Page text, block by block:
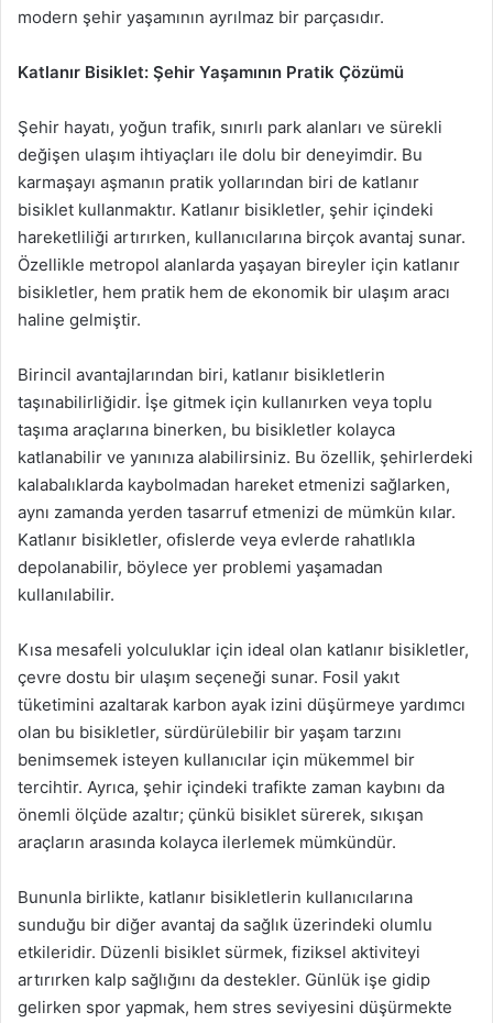
modern şehir yaşamının ayrılmaz bir parçasıdır.
Katlanır Bisiklet: Şehir Yaşamının Pratik Çözümü
Şehir hayatı, yoğun trafik, sınırlı park alanları ve sürekli
değişen ulaşım ihtiyaçları ile dolu bir deneyimdir. Bu
karmaşayı aşmanın pratik yollarından biri de katlanır
bisiklet kullanmaktır. Katlanır bisikletler, şehir içindeki
hareketliliği artırırken, kullanıcılarına birçok avantaj sunar.
Özellikle metropol alanlarda yaşayan bireyler için katlanır
bisikletler, hem pratik hem de ekonomik bir ulaşım aracı
haline gelmiştir.
Birincil avantajlarından biri, katlanır bisikletlerin
taşınabilirliğidir. İşe gitmek için kullanırken veya toplu
taşıma araçlarına binerken, bu bisikletler kolayca
katlanabilir ve yanınıza alabilirsiniz. Bu özellik, şehirlerdeki
kalabalıklarda kaybolmadan hareket etmenizi sağlarken,
aynı zamanda yerden tasarruf etmenizi de mümkün kılar.
Katlanır bisikletler, ofislerde veya evlerde rahatlıkla
depolanabilir, böylece yer problemi yaşamadan
kullanılabilir.
Kısa mesafeli yolculuklar için ideal olan katlanır bisikletler,
çevre dostu bir ulaşım seçeneği sunar. Fosil yakıt
tüketimini azaltarak karbon ayak izini düşürmeye yardımcı
olan bu bisikletler, sürdürülebilir bir yaşam tarzını
benimsemek isteyen kullanıcılar için mükemmel bir
tercihtir. Ayrıca, şehir içindeki trafikte zaman kaybını da
önemli ölçüde azaltır; çünkü bisiklet sürerek, sıkışan
araçların arasında kolayca ilerlemek mümkündür.
Bununla birlikte, katlanır bisikletlerin kullanıcılarına
sunduğu bir diğer avantaj da sağlık üzerindeki olumlu
etkileridir. Düzenli bisiklet sürmek, fiziksel aktiviteyi
artırırken kalp sağlığını da destekler. Günlük işe gidip
gelirken spor yapmak, hem stres seviyesini düşürmekte